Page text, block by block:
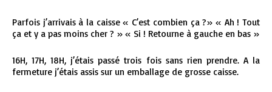
Parfois j’arrivais à la caisse « C’est combien ça ?» « Ah ! Tout
ça et y a pas moins cher ? » « Si ! Retourne à gauche en bas »
16H, 17H, 18H, j’étais passé trois fois sans rien prendre. A la
fermeture j’étais assis sur un emballage de grosse caisse.